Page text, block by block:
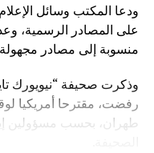
ودعا المكتب وسائل
على المصادر الرسمية،
منسوبة إلى مصادر
وذكرت صحيفة “نيويورك
رفضت، مقترحا أمريكيا
طهران، بحسب مسؤولين